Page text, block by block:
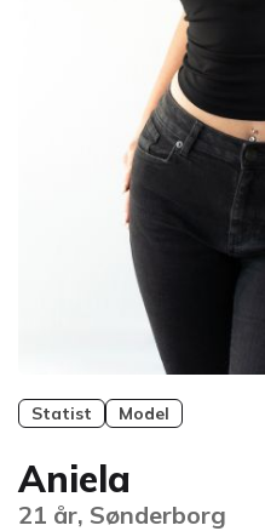
Statist Model
Aniela
21 år, Sønderborg